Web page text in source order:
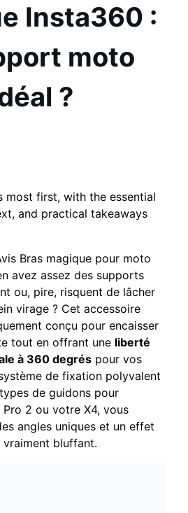
Insta360 :
moto
?
most first, with the essential
and practical takeaways
Bras magique pour moto
avez assez des supports
ou, pire, risquent de lâcher
virage ? Cet accessoire
conçu pour encaisser
tout en offrant une liberté
à 360 degrés pour vos
de fixation polyvalent
de guidons pour
2 ou votre X4, vous
angles uniques et un effet
bluffant.